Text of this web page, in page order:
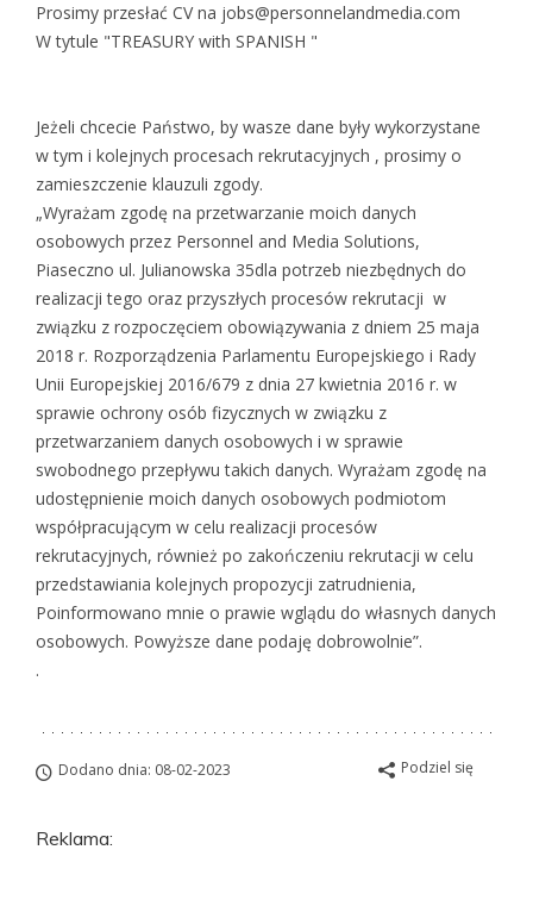
Prosimy przesłać CV na jobs@personnelandmedia.com
W tytule "TREASURY with SPANISH "
Jeżeli chcecie Państwo, by wasze dane były wykorzystane
w tym i kolejnych procesach rekrutacyjnych , prosimy o
zamieszczenie klauzuli zgody.
„Wyrażam zgodę na przetwarzanie moich danych
osobowych przez Personnel and Media Solutions,
Piaseczno ul. Julianowska 35dla potrzeb niezbędnych do
realizacji tego oraz przyszłych procesów rekrutacji w
związku z rozpoczęciem obowiązywania z dniem 25 maja
2018 r. Rozporządzenia Parlamentu Europejskiego i Rady
Unii Europejskiej 2016/679 z dnia 27 kwietnia 2016 r. w
sprawie ochrony osób fizycznych w związku z
przetwarzaniem danych osobowych i w sprawie
swobodnego przepływu takich danych. Wyrażam zgodę na
udostępnienie moich danych osobowych podmiotom
współpracującym w celu realizacji procesów
rekrutacyjnych, również po zakończeniu rekrutacji w celu
przedstawiania kolejnych propozycji zatrudnienia,
Poinformowano mnie o prawie wglądu do własnych danych
osobowych. Powyższe dane podaję dobrowolnie”.
.
Dodano dnia: 08-02-2023 Podziel się
Reklama: